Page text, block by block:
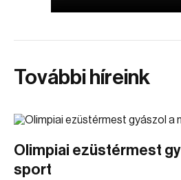
További híreink
Olimpiai ezüstérmest
sport